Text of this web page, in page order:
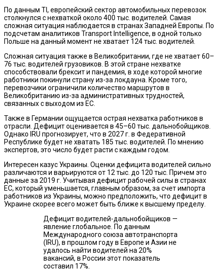
По данным TI, европейский сектор автомобильных перевозок
столкнулся с нехваткой около 400 тыс. водителей. Самая
сложная ситуация наблюдается в странах Западней Европы. По
подсчетам аналитиков Transport Intelligence, в одной только
Польше на данный момент не хватает 124 тыс. водителей.
Сложная ситуация также в Великобритании, где не хватает 60–
76 тыс. водителей грузовиков. В этой стране нехватке
способствовали брексит и пандемия, в ходе которой многие
работники покинули страну из-за локдауна. Кроме того,
перевозчики ограничили количество маршрутов в
Великобританию из-за административных трудностей,
связанных с выходом из ЕС.
Также в Германии ощущается острая нехватка работников в
отрасли. Дефицит оценивается в 45–60 тыс. дальнобойщиков.
Однако IRU прогнозирует, что в 2027 г. в Федеративной
Республике будет не хватать 185 тыс. водителей. По мнению
экспертов, это число будет расти с каждым годом.
Интересен казус Украины. Оценки дефицита водителей сильно
различаются и варьируются от 12 тыс. до 120 тыс. Причем это
данные за 2019 г. Учитывая дефицит рабочей силы в странах
ЕС, который уменьшается, главным образом, за счет импорта
работников из Украины, можно предположить, что дефицит в
Украине скорее всего может быть ближе к высшему пределу.
Дефицит водителей-дальнобойщиков —
явление глобальное. По данным
Международного союза автотранспорта
(IRU), в прошлом году в Европе и Азии не
удалось найти водителей на 20%
вакансий, в России этот показатель
составил 17%.